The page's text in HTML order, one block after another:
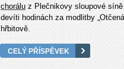
chorálu z Plečnikovy sloupové
devíti hodinách za modlitby
hřbitově.
CELÝ PŘÍSPĚVEK